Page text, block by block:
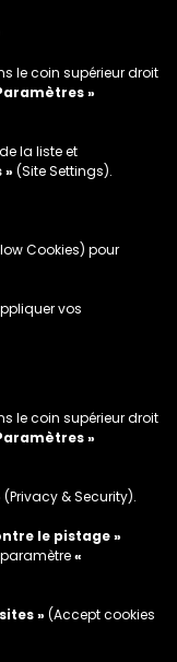
le coin supérieur droit
»
la liste et
» (Site Settings).
Cookies) pour
vos
le coin supérieur droit
»
(Privacy & Security).
le pistage »
«
» (Accept cookies